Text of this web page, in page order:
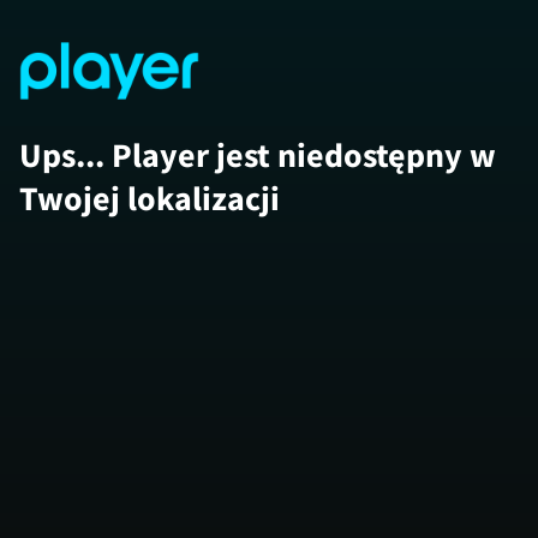
Ups... Player jest niedostępny w
Twojej lokalizacji